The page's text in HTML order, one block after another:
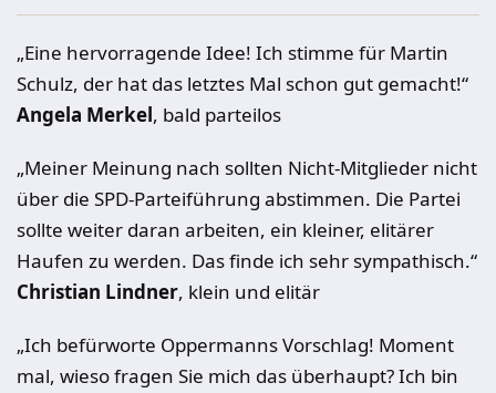
„Eine hervorragende Idee! Ich stimme für Martin
Schulz, der hat das letztes Mal schon gut gemacht!“
Angela Merkel, bald parteilos
„Meiner Meinung nach sollten Nicht-Mitglieder nicht
über die SPD-Parteiführung abstimmen. Die Partei
sollte weiter daran arbeiten, ein kleiner, elitärer
Haufen zu werden. Das finde ich sehr sympathisch.“
Christian Lindner, klein und elitär
„Ich befürworte Oppermanns Vorschlag! Moment
mal, wieso fragen Sie mich das überhaupt? Ich bin